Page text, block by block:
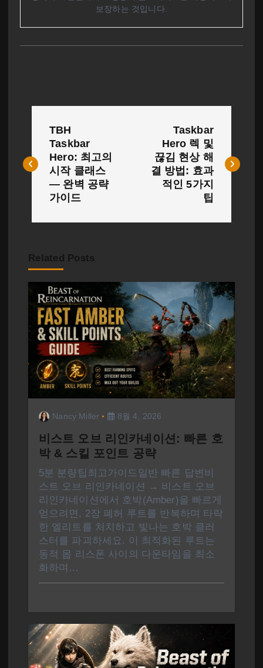
보장하는 것입니다.
색
TBH
Taskbar
Hero: 최고의
시작 클래스
— 완벽 공략
가이드
Taskbar
Hero 렉 및
끊김 현상 해
결 방법: 효과
적인 5가지
팁
Related Posts
Nancy Miller 8월 4, 2026
비스트 오브 리인카네이션: 빠른 호
박 & 스킬 포인트 공략
5분 분량팁최고가이드일반 빠른 답변비
스트 오브 리인카네이션 → 비스트 오브
리인카네이션에서 호박(Amber)을 빠르게
얻으려면, 2장 폐허 루트를 반복하며 타락
한 엘리트를 처치하고 빛나는 호박 클러
스터를 파괴하세요. 이 최적화된 루트는
동적 몹 리스폰 사이의 다운타임을 최소
화하며…